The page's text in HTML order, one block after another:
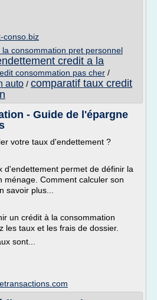
conso.biz
la consommation pret personnel
credit a la
consommation pas cher /
auto / comparatif taux credit
- Guide de l'épargne
votre taux d'endettement ?
d'endettement permet de définir la
ménage. Comment calculer son
savoir plus...
un crédit à la consommation
les taux et les frais de dossier.
sont...